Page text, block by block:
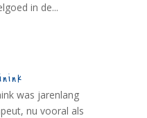
in de...
was jarenlang
nu vooral als